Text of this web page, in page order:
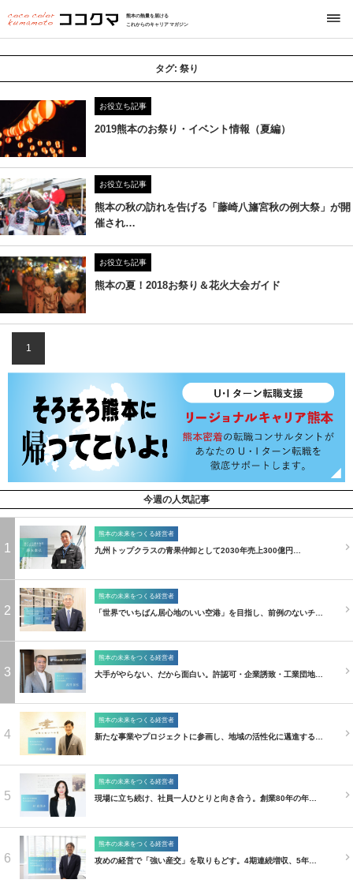
熊本の熱量を届ける
これからのキャリアマガジン
タグ: 祭り
お役立ち記事
2019熊本のお祭り・イベント情報（夏編）
お役立ち記事
熊本の秋の訪れを告げる「藤崎八旛宮秋の例大祭」が開
催され…
お役立ち記事
熊本の夏！2018お祭り＆花火大会ガイド
1
今週の人気記事
1
熊本の未来をつくる経営者
九州トップクラスの青果仲卸として2030年売上300億円…
2
熊本の未来をつくる経営者
「世界でいちばん居心地のいい空港」を目指し、前例のないチ…
3
熊本の未来をつくる経営者
大手がやらない、だから面白い。許認可・企業誘致・工業団地…
4
熊本の未来をつくる経営者
新たな事業やプロジェクトに参画し、地域の活性化に邁進する…
5
熊本の未来をつくる経営者
現場に立ち続け、社員一人ひとりと向き合う。創業80年の年…
6
熊本の未来をつくる経営者
攻めの経営で「強い産交」を取りもどす。4期連続増収、5年…